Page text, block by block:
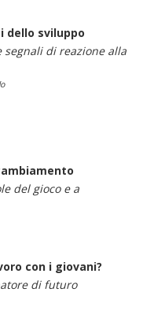
dello sviluppo
segnali di reazione alla
del gioco e a
con i giovani?
di futuro